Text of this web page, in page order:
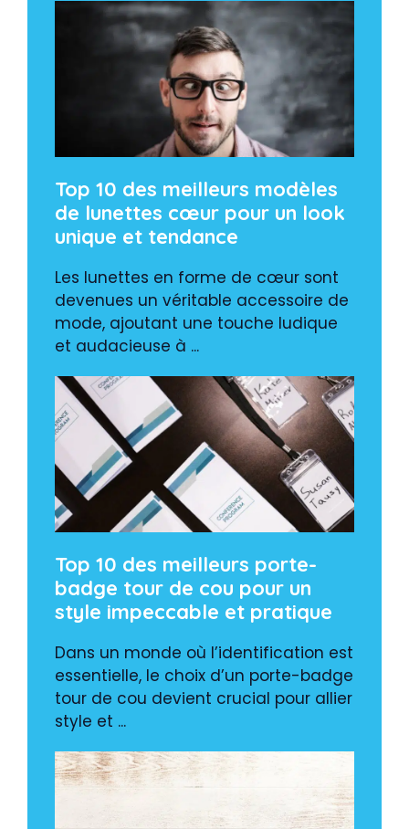
Top 10 des meilleurs modèles
de lunettes cœur pour un look
unique et tendance
Les lunettes en forme de cœur sont
devenues un véritable accessoire de
mode, ajoutant une touche ludique
et audacieuse à ...
Top 10 des meilleurs porte-
badge tour de cou pour un
style impeccable et pratique
Dans un monde où l’identification est
essentielle, le choix d’un porte-badge
tour de cou devient crucial pour allier
style et ...